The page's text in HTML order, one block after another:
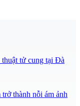
tử cung tại Đà
thành nỗi ám ảnh